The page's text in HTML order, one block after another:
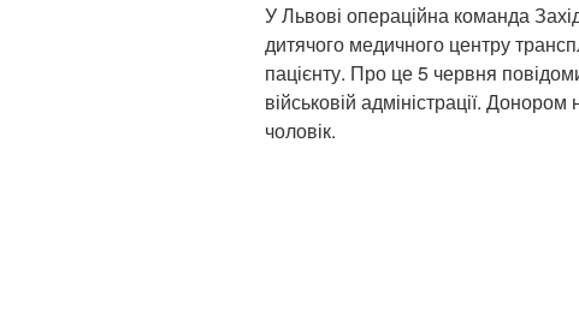
У Львові операційна команда
дитячого медичного центру
пацієнту. Про це 5 червня
військовій адміністрації.
чоловік.